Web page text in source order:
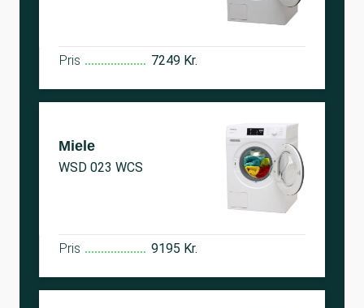
Pris 7249 Kr.
Miele
WSD 023 WCS
Pris 9195 Kr.